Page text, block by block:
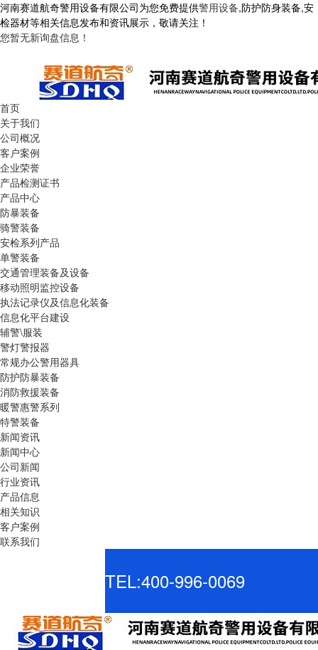
河南赛道航奇警用设备有限公司为您免费提供警用设备,防护防身装备,安
检器材等相关信息发布和资讯展示，敬请关注！
您暂无新询盘信息！
首页
关于我们
公司概况
客户案例
企业荣誉
产品检测证书
产品中心
防暴装备
骑警装备
安检系列产品
单警装备
交通管理装备及设备
移动照明监控设备
执法记录仪及信息化装备
信息化平台建设
辅警\服装
警灯警报器
常规办公警用器具
防护防暴装备
消防救援装备
暖警惠警系列
特警装备
新闻资讯
新闻中心
公司新闻
行业资讯
产品信息
相关知识
客户案例
联系我们
TEL:400-996-0069